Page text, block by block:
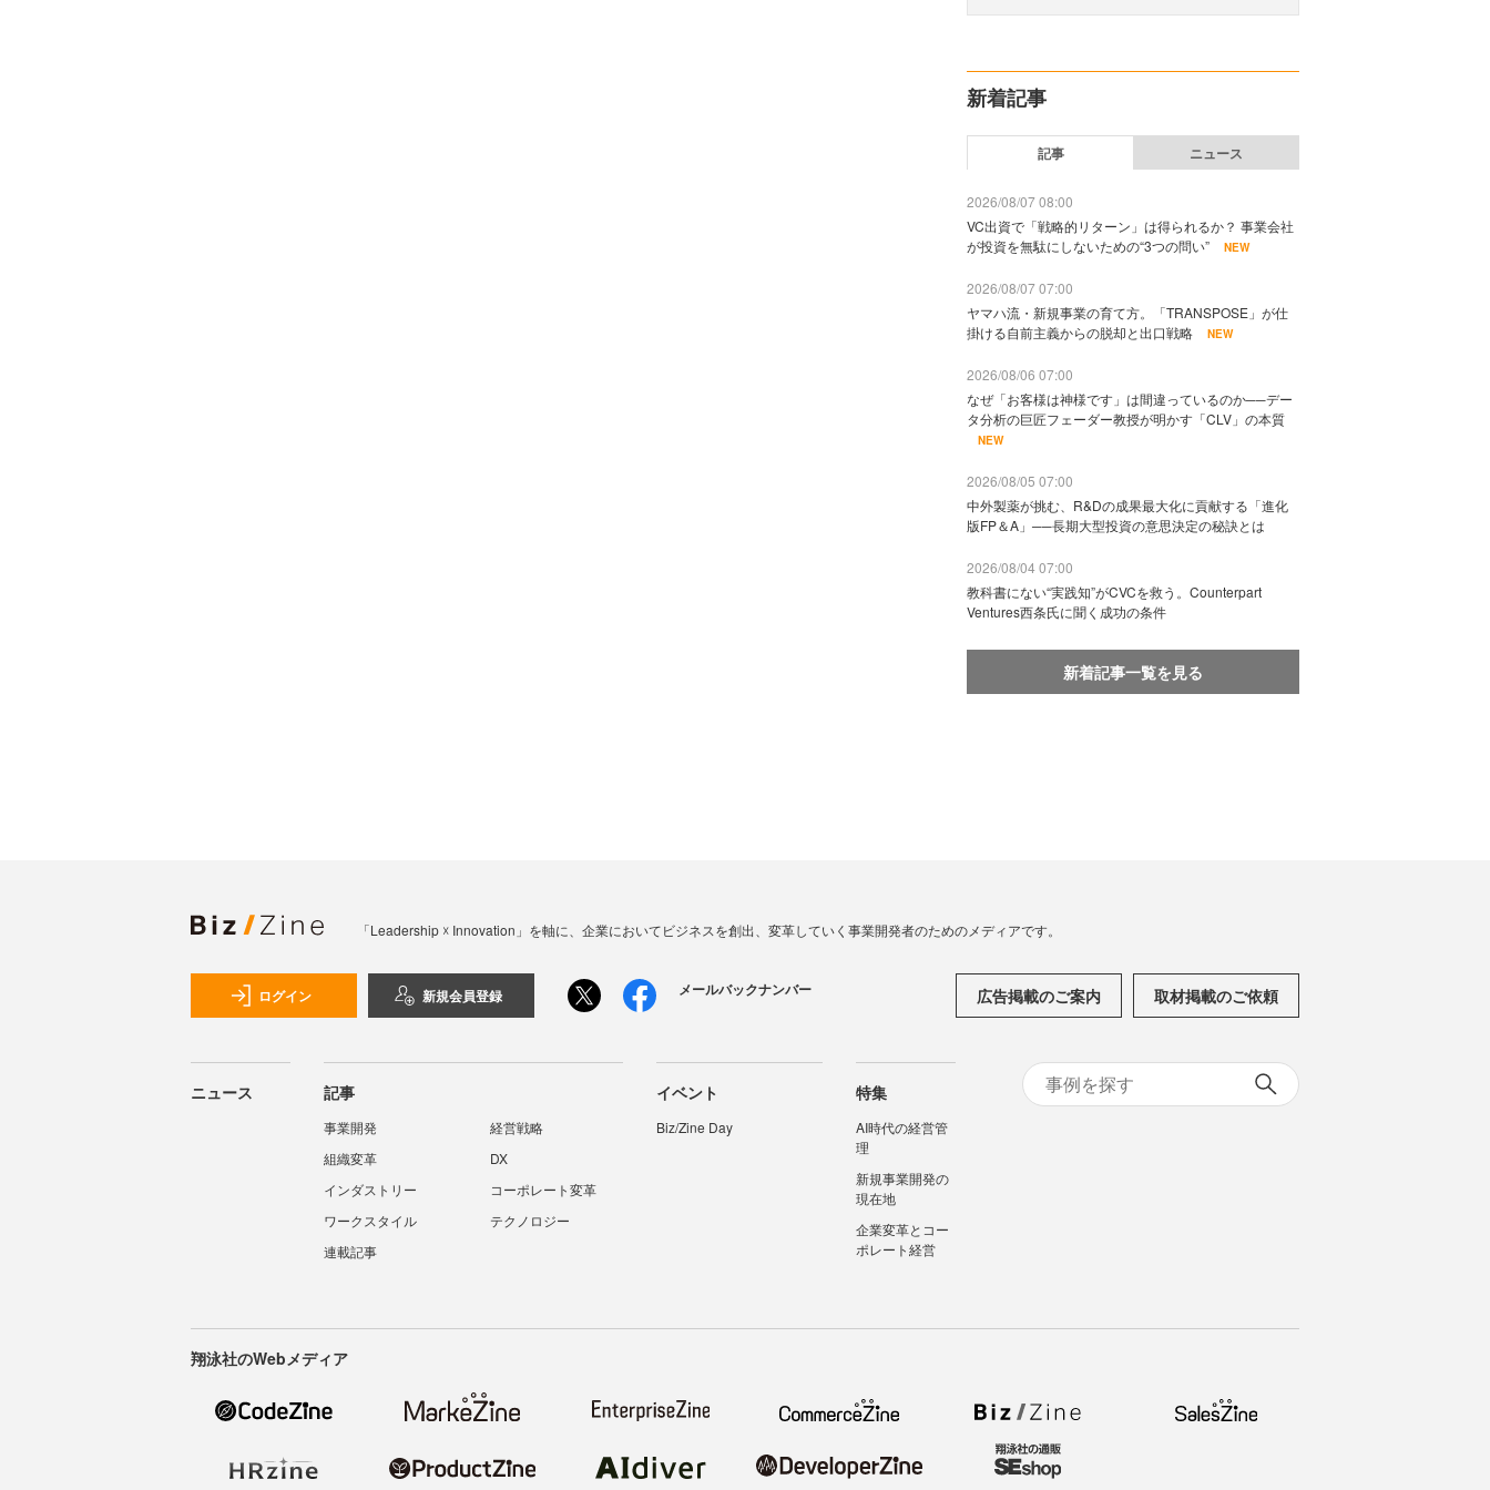
新着記事
記事 ニュース
2026/08/07 08:00
VC出資で「戦略的リターン」は得られるか？ 事業会社
が投資を無駄にしないための“3つの問い”
NEW
2026/08/07 07:00
ヤマハ流・新規事業の育て方。「TRANSPOSE」が仕
掛ける自前主義からの脱却と出口戦略
NEW
2026/08/06 07:00
なぜ「お客様は神様です」は間違っているのか──デー
タ分析の巨匠フェーダー教授が明かす「CLV」の本質
NEW
2026/08/05 07:00
中外製薬が挑む、R&Dの成果最大化に貢献する「進化
版FP＆A」──長期大型投資の意思決定の秘訣とは
2026/08/04 07:00
教科書にない“実践知”がCVCを救う。Counterpart
Ventures西条氏に聞く成功の条件
新着記事一覧を見る
「Leadership ☓ Innovation」を軸に、企業においてビジネスを創出、変革していく事業開発者のためのメディアです。
ログイン 新規会員登録 メールバックナンバー 広告掲載のご案内 取材掲載のご依頼
ニュース 記事
事業開発
経営戦略
組織変革
DX
インダストリー
コーポレート変革
ワークスタイル
テクノロジー
連載記事
イベント
Biz/Zine Day
特集
AI時代の経営管
理
新規事業開発の
現在地
企業変革とコー
ポレート経営
翔泳社のWebメディア